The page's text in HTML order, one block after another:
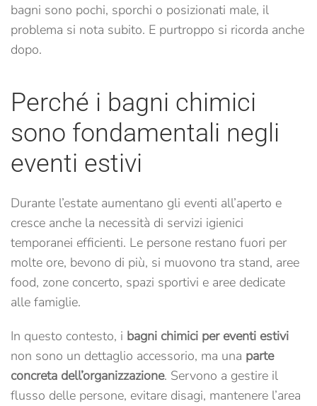
bagni sono pochi, sporchi o posizionati male, il
problema si nota subito. E purtroppo si ricorda anche
dopo.
Perché i bagni chimici
sono fondamentali negli
eventi estivi
Durante l’estate aumentano gli eventi all’aperto e
cresce anche la necessità di servizi igienici
temporanei efficienti. Le persone restano fuori per
molte ore, bevono di più, si muovono tra stand, aree
food, zone concerto, spazi sportivi e aree dedicate
alle famiglie.
In questo contesto, i bagni chimici per eventi estivi
non sono un dettaglio accessorio, ma una parte
concreta dell’organizzazione. Servono a gestire il
flusso delle persone, evitare disagi, mantenere l’area